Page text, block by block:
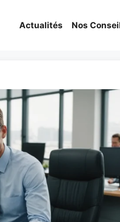
Actualités Nos